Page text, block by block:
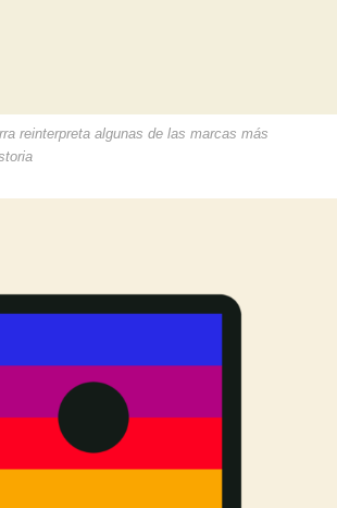
reinterpreta algunas de las marcas más